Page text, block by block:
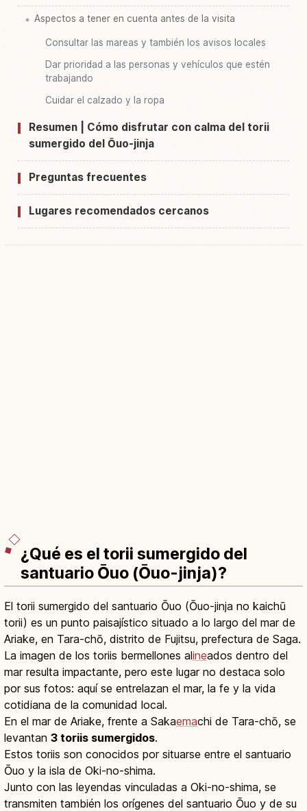
Aspectos a tener en cuenta antes de la visita
Consultar las mareas y también los avisos locales
Dar prioridad a las personas y vehículos que estén
trabajando
Cuidar el calzado y la ropa
Resumen | Cómo disfrutar con calma del torii
sumergido del Ōuo-jinja
Preguntas frecuentes
Lugares recomendados cercanos
¿Qué es el torii sumergido del
santuario Ōuo (Ōuo-jinja)?
El torii sumergido del santuario Ōuo (Ōuo-jinja no kaichū
torii) es un punto paisajístico situado a lo largo del mar de
Ariake, en Tara-chō, distrito de Fujitsu, prefectura de Saga.
La imagen de los toriis bermellones alineados dentro del
mar resulta impactante, pero este lugar no destaca solo
por sus fotos: aquí se entrelazan el mar, la fe y la vida
cotidiana de la comunidad local.
En el mar de Ariake, frente a Sakaemachi de Tara-chō, se
levantan 3 toriis sumergidos.
Estos toriis son conocidos por situarse entre el santuario
Ōuo y la isla de Oki-no-shima.
Junto con las leyendas vinculadas a Oki-no-shima, se
transmiten también los orígenes del santuario Ōuo y de su